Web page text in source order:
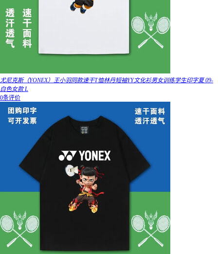
尤尼克斯（YONEX）王小羽同款速干T恤林丹短袖YY文化衫男女训练学生印字夏 09-
白色女款 L
0条评价